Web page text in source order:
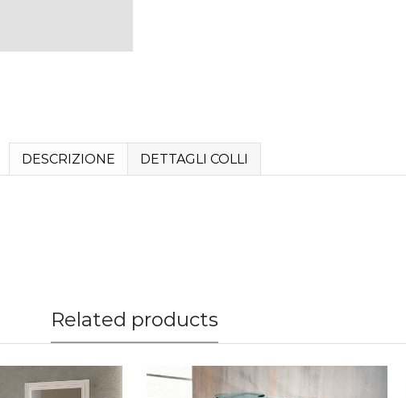
DESCRIZIONE DETTAGLI COLLI
Related products